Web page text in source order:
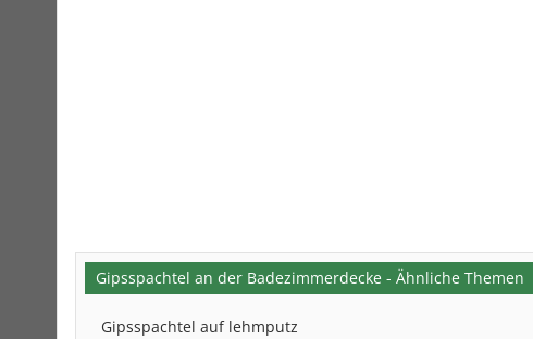
Gipsspachtel an der Badezimmerdecke - Ähnliche Themen
Gipsspachtel auf lehmputz